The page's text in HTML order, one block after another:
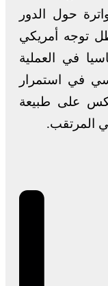
حول الدور
توجه أمريكي
في العملية
في استمرار
على طبيعة
المرتقب.